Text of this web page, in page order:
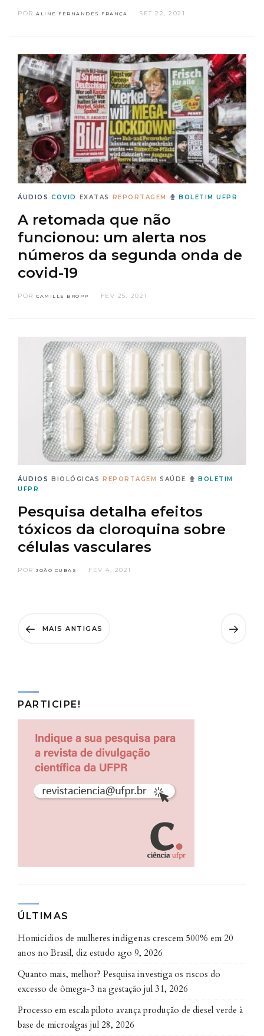
POR ALINE FERNANDES FRANÇA SET 22, 2021
ÁUDIOS COVID EXATAS REPORTAGEM BOLETIM UFPR
A retomada que não
funcionou: um alerta nos
números da segunda onda de
covid-19
POR CAMILLE BROPP FEV 25, 2021
ÁUDIOS BIOLÓGICAS REPORTAGEM SAÚDE
BOLETIM
UFPR
Pesquisa detalha efeitos
tóxicos da cloroquina sobre
células vasculares
PORJOÃO CUBAS FEV 4, 2021
MAIS ANTIGAS
PARTICIPE!
ÚLTIMAS
Homicídios de mulheres indígenas crescem 500% em 20
anos no Brasil, diz estudo ago 9, 2026
Quanto mais, melhor? Pesquisa investiga os riscos do
excesso de ômega-3 na gestação jul 31, 2026
Processo em escala piloto avança produção de diesel verde à
base de microalgas jul 28, 2026